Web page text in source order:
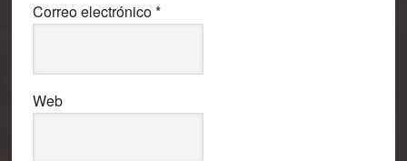
Correo electrónico*
Web